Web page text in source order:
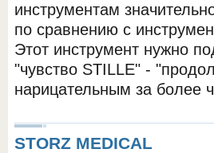
инструментам
по сравнению с
Этот инструмент нужно
"чувство STILLE" -
нарицательным за более
STORZ MEDICAL